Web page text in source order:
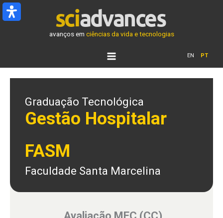
Ir
para
avanços em ciências da vida e tecnologias
EN PT
Graduação Tecnológica
Gestão Hospitalar
FASM
Faculdade Santa Marcelina